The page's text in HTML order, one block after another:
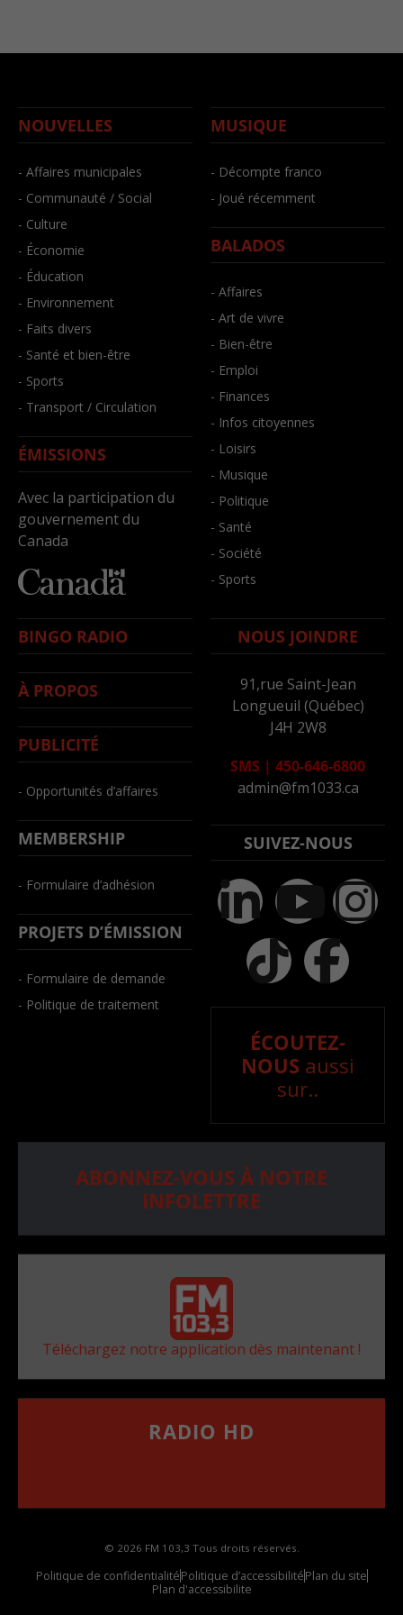
NOUVELLES
- Affaires municipales
- Communauté / Social
- Culture
- Économie
- Éducation
- Environnement
- Faits divers
- Santé et bien-être
- Sports
- Transport / Circulation
ÉMISSIONS
Avec la participation du
gouvernement du
Canada
MUSIQUE
- Décompte franco
- Joué récemment
BALADOS
- Affaires
- Art de vivre
- Bien-être
- Emploi
- Finances
- Infos citoyennes
- Loisirs
- Musique
- Politique
- Santé
- Société
- Sports
BINGO RADIO
À PROPOS
PUBLICITÉ
- Opportunités d’affaires
MEMBERSHIP
- Formulaire d’adhésion
PROJETS D’ÉMISSION
- Formulaire de demande
- Politique de traitement
NOUS JOINDRE
91,rue Saint-Jean
Longueuil (Québec)
J4H 2W8
SMS | 450-646-6800
admin@fm1033.ca
SUIVEZ-NOUS
ÉCOUTEZ-
NOUS aussi
sur..
ABONNEZ-VOUS À NOTRE
INFOLETTRE
Téléchargez notre application dès maintenant !
RADIO HD
© 2026 FM 103,3 Tous droits réservés.
Politique de confidentialitéPolitique d’accessibilitéPlan du site
Plan d'accessibilite